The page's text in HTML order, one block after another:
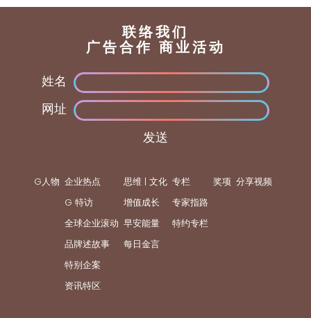
联络我们
广告合作 商业活动
姓名
网址
发送
G人物 企业热点
G 特访
全球企业滚动
品牌述故事
特别企案
资讯特区
思维 | 文化
增值成长
早安能量
每日金言
专栏
专家指路
特约专栏
奖项 分享视频